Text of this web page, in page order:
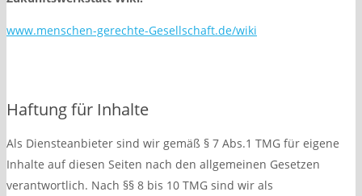
www.menschen-gerechte-Gesellschaft.de/wiki
Haftung für Inhalte
Als Diensteanbieter sind wir gemäß § 7 Abs.1 TMG für eigene
Inhalte auf diesen Seiten nach den allgemeinen Gesetzen
verantwortlich. Nach §§ 8 bis 10 TMG sind wir als